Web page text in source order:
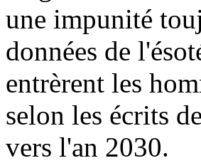
une impunité
données de
entrèrent les
selon les écrits
vers l'an 2030.